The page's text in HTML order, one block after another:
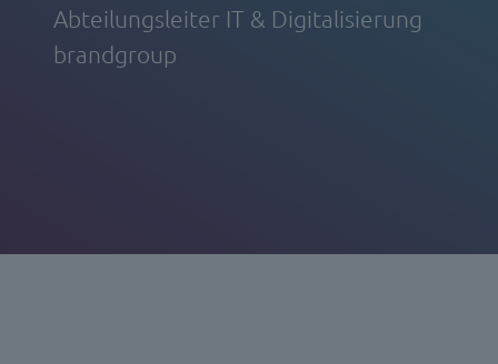
Abteilungsleiter IT & Digitalisierung
brandgroup